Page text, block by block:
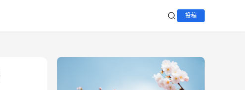
投稿